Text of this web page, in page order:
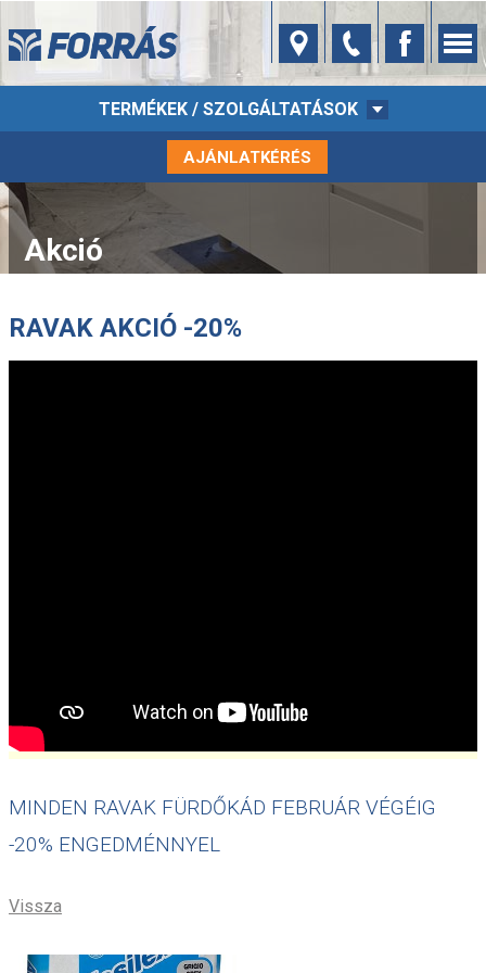
TERMÉKEK / SZOLGÁLTATÁSOK
AJÁNLATKÉRÉS
Akció
RAVAK AKCIÓ -20%
MINDEN RAVAK FÜRDŐKÁD FEBRUÁR VÉGÉIG
-20% ENGEDMÉNNYEL
Vissza